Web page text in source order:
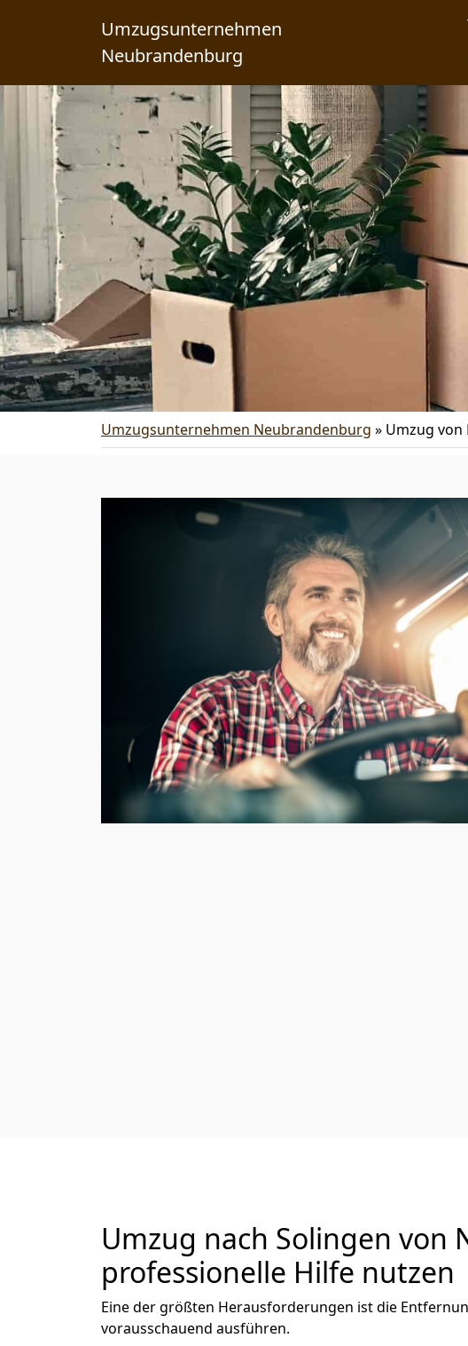
Umzugsunternehmen
Neubrandenburg
Umzugsunternehmen Neubrandenburg » Umzug
Umzug nach Solingen von
professionelle Hilfe nutzen
Eine der größten Herausforderungen ist die
vorausschauend ausführen.